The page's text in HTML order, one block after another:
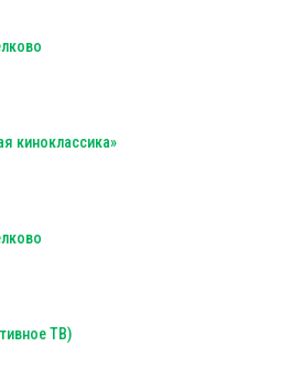
киноклассика»
ТВ)